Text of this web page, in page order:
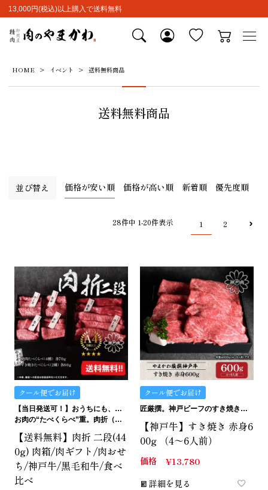
13,000円(税込)以上購入で送料無料
HOME イベント 送料無料商品
送料無料商品
並び替え 価格が安い順 価格が高い順 新着順 優先度順
28件中 1-20件表示 1 2
クール便でお届け
【当日発送可！】おうちにも、ギフトにも。ご褒美にも…イケます！
お肉の“たべくらべ”重。肉折（にくおり）
【送料無料】肉折 二段(44
0g) 肉箱/肉ギフト/肉おせ
ち/神戸牛/黒毛和牛/食べ
比べ
クール便でお届け
匠厳撰。神戸ビーフのすき焼き用赤身です。
【神戸牛】すき焼き 赤身6
00g （4～6人前）
価格 ¥13,780
詳細を見る